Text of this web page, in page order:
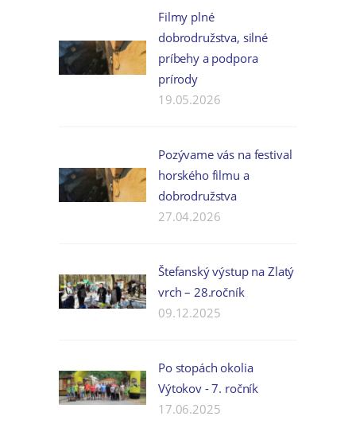
Filmy plné
dobrodružstva, silné
príbehy a podpora
prírody
19.05.2026
Pozývame vás na festival
horského filmu a
dobrodružstva
27.04.2026
Štefanský výstup na Zlatý
vrch – 28.ročník
09.12.2025
Po stopách okolia
Výtokov - 7. ročník
17.06.2025